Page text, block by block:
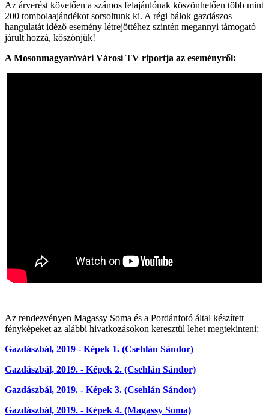
Az árverést követően a számos felajánlónak köszönhetően több mint
200 tombolaajándékot sorsoltunk ki. A régi bálok gazdászos
hangulatát idéző esemény létrejöttéhez szintén megannyi támogató
járult hozzá, köszönjük!
A Mosonmagyaróvári Városi TV riportja az eseményről:
Az rendezvényen Magassy Soma és a Pordánfotó által készített
fényképeket az alábbi hivatkozásokon keresztül lehet megtekinteni:
Gazdászbál, 2019 - Képek 1. (Csehlán Sándor)
Gazdászbál, 2019. - Képek 2. (Csehlán Sándor)
Gazdászbál, 2019. - Képek 3. (Csehlán Sándor)
Gazdászbál, 2019. - Képek 4. (Magassy Soma)